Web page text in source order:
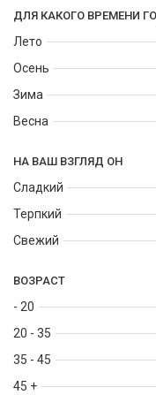
ДЛЯ КАКОГО ВРЕМЕНИ
Лето
Осень
Зима
Весна
НА ВАШ ВЗГЛЯД ОН
Сладкий
Терпкий
Свежий
ВОЗРАСТ
- 20
20 - 35
35 - 45
45 +